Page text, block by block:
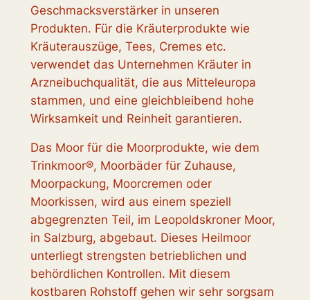
Geschmacksverstärker in unseren
Produkten. Für die Kräuterprodukte wie
Kräuterauszüge, Tees, Cremes etc.
verwendet das Unternehmen Kräuter in
Arzneibuchqualität, die aus Mitteleuropa
stammen, und eine gleichbleibend hohe
Wirksamkeit und Reinheit garantieren.
Das Moor für die Moorprodukte, wie dem
Trinkmoor®, Moorbäder für Zuhause,
Moorpackung, Moorcremen oder
Moorkissen, wird aus einem speziell
abgegrenzten Teil, im Leopoldskroner Moor,
in Salzburg, abgebaut. Dieses Heilmoor
unterliegt strengsten betrieblichen und
behördlichen Kontrollen. Mit diesem
kostbaren Rohstoff gehen wir sehr sorgsam